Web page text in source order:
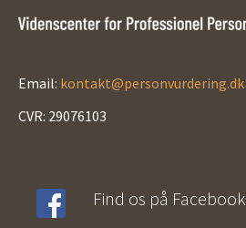
Email: kontakt@personvurdering.dk
CVR: 29076103
Find os på Facebook